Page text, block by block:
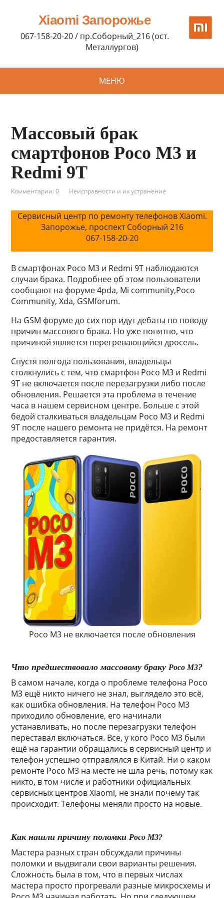
Xiaomi Запорожье
067-158-20-20 / пр.Соборный_216 (ост.
Металлургов)
МЕНЮ
Массовый брак
смартфонов Poco M3 и
Redmi 9T
Комментарии: 0 Неисправности и их устранение
Сервисный центр по ремонту телефонов Xiaomi.
Запорожье, проспект Соборный 216
067-158-20-20
В смартфонах Poco M3 и Redmi 9T наблюдаются
случаи брака. Подробнее об этом пользователи
сообщают на форуме 4pda, Mi community,Poco
Community, Xda, GSMforum.
На GSM форуме до сих пор идут дебаты по поводу
причин массового брака. Но уже понятно, что
причиной является перегревающийся дросель.
Спустя полгода пользования, владельцы
столкнулись с тем, что смартфон Poco M3 и Redmi
9T не включается после перезагрузки либо после
обновления. Решается эта проблема в течение
часа в нашем сервисном центре. Больше с этой
бедой сталкиваться владельцам Poco M3 и Redmi
9T после нашего ремонта не придётся. На ремонт
предоставляется гарантия.
Poco M3 не включается после обновления
Что предшествовало массовому бракуPoco M3?
В самом начале, когда о проблеме телефона Poco
M3 ещё никто ничего не знал, выглядело это всё,
как ошибка обновления. На телефон Poco M3
приходило обновление, его начинали
устанавливать, но после перезагрузки телефон
переставал включаться. Все, у кого Poco M3 были
ещё на гарантии обращались в сервисный центр и
телефон успешно отправлялся в Китай. Ни о каком
ремонте Poco M3 на месте не шла речь, потому как
никто, в том числе и работники официальных
сервисных центров Xiaomi, не знали почему так
происходит. Телефоны меняли просто на новые.
Как нашли причину поломкиPoco M3?
Мастера разных стран обсуждали причины
поломки и выдвигали свои варианты решения.
Сложность была в том, что в первых числах
мастера просто прогревали разные микросхемы и